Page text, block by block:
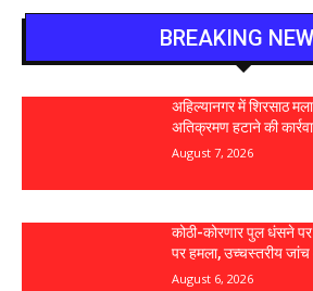
BREAKING
अहिल्यानगर में शिरसाठ
अतिक्रमण हटाने की
August 7, 2026
कोठी-कोरणार पुल धंसने
पर हमला, उच्चस्तरीय जांच
August 6, 2026